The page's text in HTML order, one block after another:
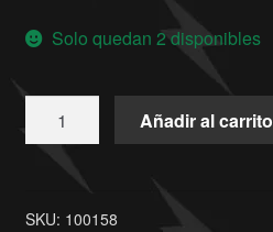
Solo quedan 2 disponibles
Añadir al carrito
SKU: 100158